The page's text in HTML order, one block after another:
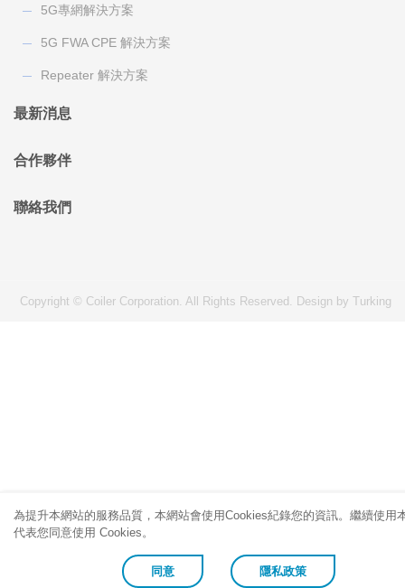
5G專網解決方案
5G FWA CPE 解決方案
Repeater 解決方案
最新消息
合作夥伴
聯絡我們
Copyright © Coiler Corporation. All Rights Reserved. Design by Turking
為提升本網站的服務品質，本網站會使用Cookies紀錄您的資訊。繼續使用
代表您同意使用 Cookies。
同意 隱私政策